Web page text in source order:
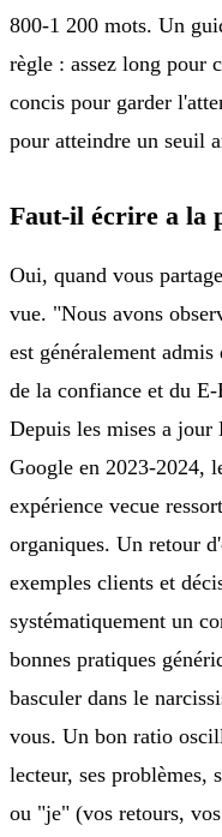
800-1 200 mots. Un
règle : assez long pour
concis pour garder
pour atteindre un seuil
Faut-il écrire a la
Oui, quand vous
vue. "Nous avons
est généralement
de la confiance et du
Depuis les mises a
Google en 2023-2024,
expérience vecue
organiques. Un retour
exemples clients et
systématiquement un
bonnes pratiques
basculer dans le
vous. Un bon ratio
lecteur, ses problèmes,
ou "je" (vos retours,